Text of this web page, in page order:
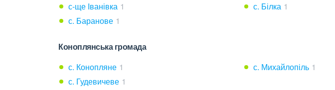
с-ще Іванівка 1
с. Баранове 1
с. Білка 1
Коноплянська громада
с. Конопляне 1
с. Гудевичеве 1
с. Михайлопіль 1